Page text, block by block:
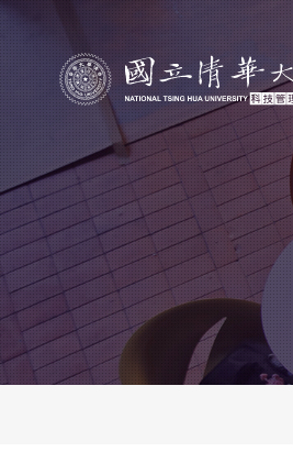
關於我們
About
起源
Origin
發展方向
Development
未來展望
Future Prospect
課程
碩士班
Master's
Program
課程地
特色課程
Unique